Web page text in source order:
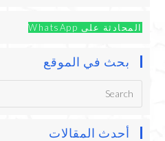
المحادثة على WhatsApp
بحث في الموقع
أحدث المقالات